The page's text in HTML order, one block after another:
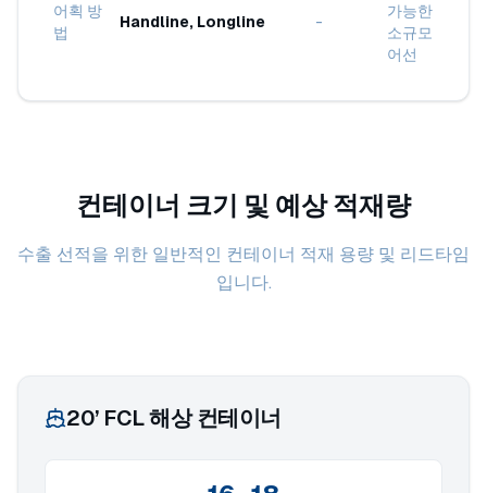
어획 방
법
Handline, Longline -
가능한
소규모
어선
컨테이너 크기 및 예상 적재량
수출 선적을 위한 일반적인 컨테이너 적재 용량 및 리드타임
입니다.
20’ FCL 해상 컨테이너